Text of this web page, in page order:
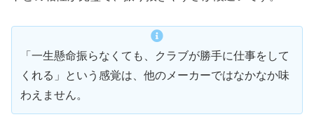
「一生懸命振らなくても、クラブが勝手に仕事をして
くれる」という感覚は、他のメーカーではなかなか味
わえません。